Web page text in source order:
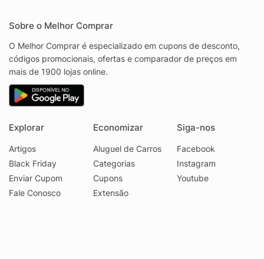
Sobre o Melhor Comprar
O Melhor Comprar é especializado em cupons de desconto,
códigos promocionais, ofertas e comparador de preços em
mais de 1900 lojas online.
Explorar
Artigos
Black Friday
Enviar Cupom
Fale Conosco
Economizar
Aluguel de Carros
Categorias
Cupons
Extensão
Siga-nos
Facebook
Instagram
Youtube